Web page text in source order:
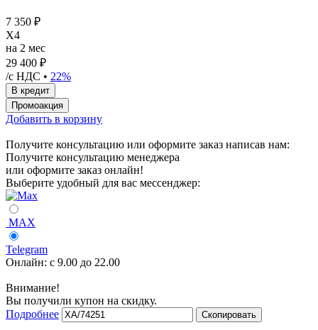
7 350 ₽
X4
на 2 мес
29 400 ₽
/с НДС • 22%
Добавить в корзину
Получите консультацию или оформите заказ написав нам:
Получите консультацию менеджера
или оформите заказ онлайн!
Выберите удобный для вас мессенджер:
MAX
Telegram
Онлайн: с 9.00 до 22.00
Внимание!
Вы получили купон на скидку.
Подробнее
Скопировать